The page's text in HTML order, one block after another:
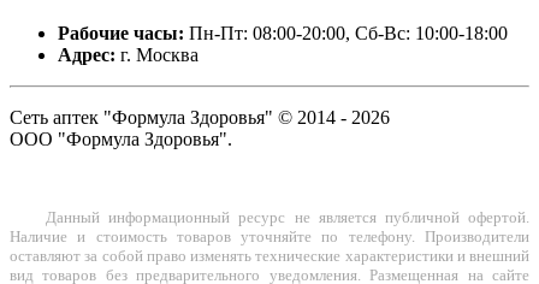
Рабочие часы: Пн-Пт: 08:00-20:00, Сб-Вс: 10:00-18:00
Адрес: г. Москва
Сеть аптек "Формула Здоровья" © 2014 - 2026
ООО "Формула Здоровья".
Данный информационный ресурс не является публичной офертой.
Наличие и стоимость товаров уточняйте по телефону. Производители
оставляют за собой право изменять технические характеристики и внешний
вид товаров без предварительного уведомления. Размещенная на сайте